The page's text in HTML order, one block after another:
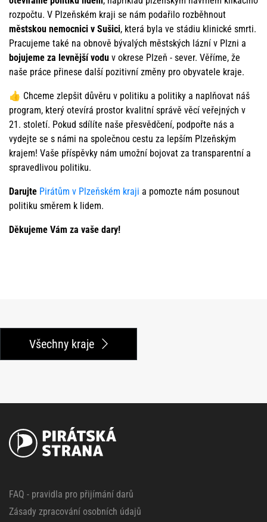
rozpočtu. V Plzeňském kraji se nám podařilo rozběhnout
městskou nemocnici v Sušici, která byla ve stádiu klinické smrti.
Pracujeme také na obnově bývalých městských lázní v Plzni a
bojujeme za levnější vodu v okrese Plzeň - sever. Věříme, že
naše práce přinese další pozitivní změny pro obyvatele kraje.
👍 Chceme zlepšit důvěru v politiku a politiky a naplňovat náš
program, který otevírá prostor kvalitní správě věcí veřejných v
21. století. Pokud sdílíte naše přesvědčení, podpořte nás a
vydejte se s námi na společnou cestu za lepším Plzeňským
krajem! Vaše příspěvky nám umožní bojovat za transparentní a
spravedlivou politiku.
Darujte Pirátům v Plzeňském kraji a pomozte nám posunout
politiku směrem k lidem.
Děkujeme Vám za vaše dary!
Všechny kraje
FAQ - pravidla pro přijímání darů
Zásady zpracování osobních údajů